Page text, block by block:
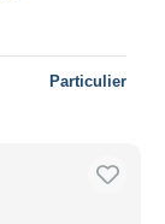
Particulier